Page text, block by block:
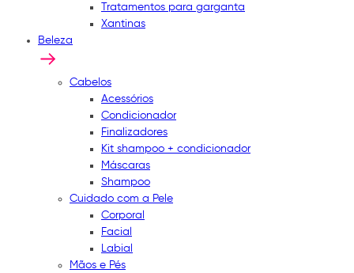
Tratamentos para garganta
Xantinas
Beleza
Cabelos
Acessórios
Condicionador
Finalizadores
Kit shampoo + condicionador
Máscaras
Shampoo
Cuidado com a Pele
Corporal
Facial
Labial
Mãos e Pés